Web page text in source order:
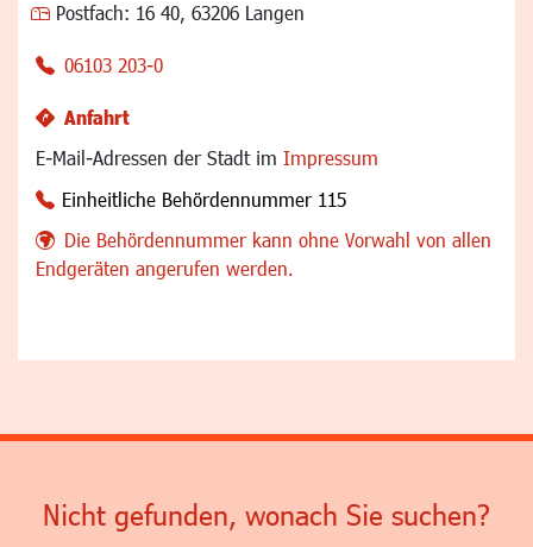
Postfach: 16 40, 63206 Langen
06103 203-0
Anfahrt
E-Mail-Adressen der Stadt im Impressum
Einheitliche Behördennummer 115
Die Behördennummer kann ohne Vorwahl von allen
Endgeräten angerufen werden.
Nicht gefunden, wonach Sie suchen?